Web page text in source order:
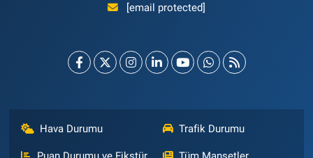
[email protected]
Hava Durumu Trafik Durumu